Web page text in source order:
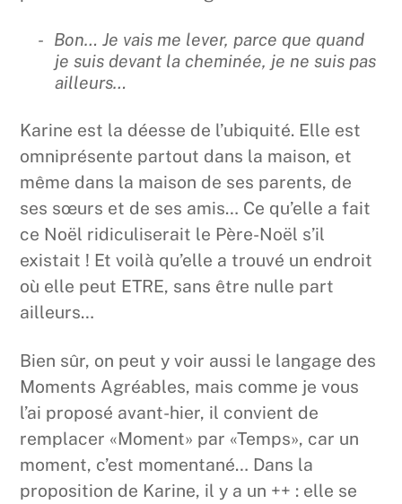
Bon… Je vais me lever, parce que quand
je suis devant la cheminée, je ne suis pas
ailleurs…
Karine est la déesse de l’ubiquité. Elle est
omniprésente partout dans la maison, et
même dans la maison de ses parents, de
ses sœurs et de ses amis… Ce qu’elle a fait
ce Noël ridiculiserait le Père-Noël s’il
existait ! Et voilà qu’elle a trouvé un endroit
où elle peut ETRE, sans être nulle part
ailleurs…
Bien sûr, on peut y voir aussi le langage des
Moments Agréables, mais comme je vous
l’ai proposé avant-hier, il convient de
remplacer «Moment» par «Temps», car un
moment, c’est momentané… Dans la
proposition de Karine, il y a un ++ : elle se